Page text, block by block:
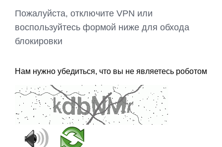
Пожалуйста, отключите VPN или
воспользуйтесь формой ниже для обхода
блокировки
Нам нужно убедиться, что вы не являетесь роботом